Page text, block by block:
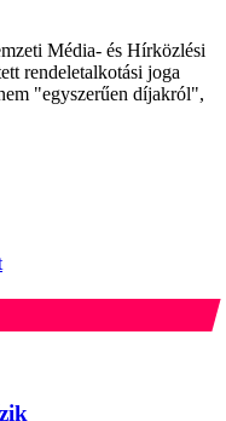
Média- és Hírközlési
rendeletalkotási joga
"egyszerűen díjakról",